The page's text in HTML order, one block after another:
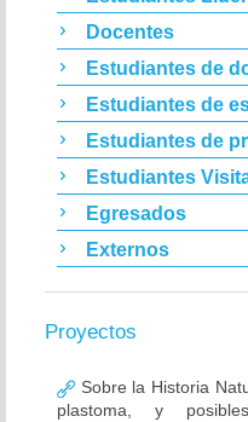
Docentes
Estudiantes de
Estudiantes de
Estudiantes de
Estudiantes
Egresados
Externos
Proyectos
Sobre la Historia
plastoma, y